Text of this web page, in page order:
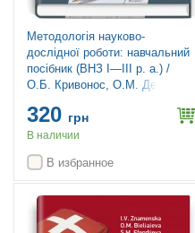
Методологія науково-
дослідної роботи: навчальний
посібник (ВНЗ І—ІІІ р. а.) /
О.Б. Кривонос, О.М. Демченко
320 грн
В наличии
В избранное